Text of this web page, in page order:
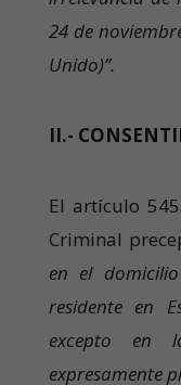
24 de
Unido)”.
II.-
El artículo
Criminal
en el
residente en
excepto en
expresamente